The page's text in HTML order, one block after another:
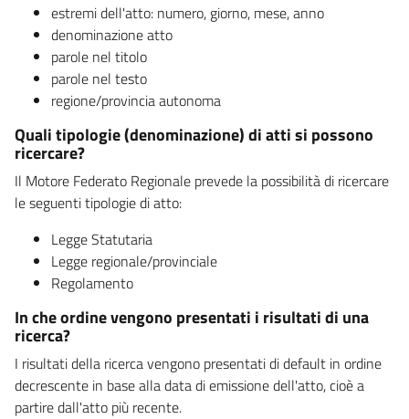
estremi dell'atto: numero, giorno, mese, anno
denominazione atto
parole nel titolo
parole nel testo
regione/provincia autonoma
Quali tipologie (denominazione) di atti si possono
ricercare?
Il Motore Federato Regionale prevede la possibilità di ricercare
le seguenti tipologie di atto:
Legge Statutaria
Legge regionale/provinciale
Regolamento
In che ordine vengono presentati i risultati di una
ricerca?
I risultati della ricerca vengono presentati di default in ordine
decrescente in base alla data di emissione dell'atto, cioè a
partire dall'atto più recente.